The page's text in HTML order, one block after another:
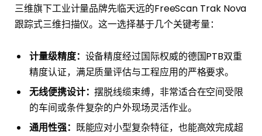
三维旗下工业计量品牌先临天远的FreeScan Trak Nova
跟踪式三维扫描仪。这一选择基于几个关键考量：
计量级精度： 设备精度经过国际权威的德国PTB双重
精度认证，满足质量评估与工程应用的严格要求。
无线便携设计：摆脱线缆束缚，非常适合在空间受限
的车间或条件复杂的户外现场灵活作业。
通用性强： 既能应对小型复杂特征，也能高效完成超